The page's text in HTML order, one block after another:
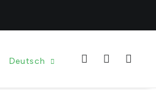
Deutsch